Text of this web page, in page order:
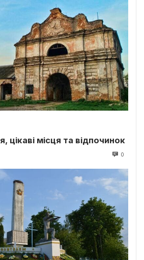
цікаві місця та відпочинок
0